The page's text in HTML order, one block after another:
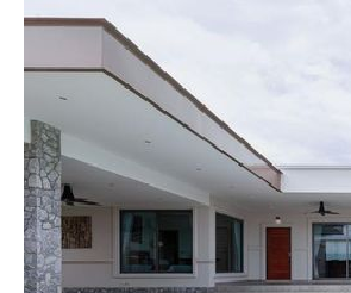
The Plantation Estates в
— можно с уверенностью